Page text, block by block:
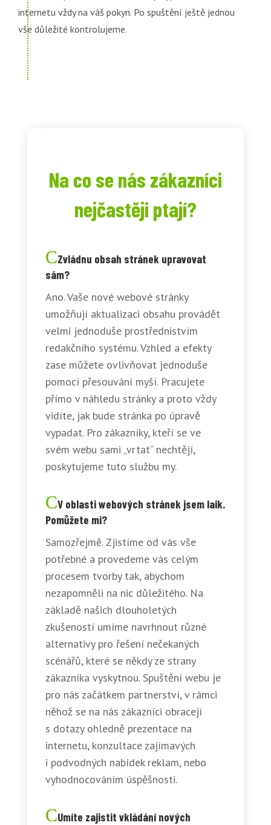
internetu vždy na váš pokyn. Po spuštění ještě jednou
vše důležité kontrolujeme.
Na co se nás zákazníci
nejčastěji ptají?
Zvládnu obsah stránek upravovat
sám?
Ano. Vaše nové webové stránky
umožňují aktualizaci obsahu provádět
velmi jednoduše prostřednistvím
redakčního systému. Vzhled a efekty
zase můžete ovlivňovat jednoduše
pomocí přesouvání myší. Pracujete
přímo v náhledu stránky a proto vždy
vidíte, jak bude stránka po úpravě
vypadat. Pro zákazníky, kteří se ve
svém webu sami „vrtat“ nechtějí,
poskytujeme tuto službu my.
V oblasti webových stránek jsem laik.
Pomůžete mi?
Samozřejmě. Zjistíme od vás vše
potřebné a provedeme vás celým
procesem tvorby tak, abychom
nezapomněli na nic důležitého. Na
základě našich dlouholetých
zkušeností umíme navrhnout různé
alternativy pro řešení nečekaných
scénářů, které se někdy ze strany
zákazníka vyskytnou. Spuštění webu je
pro nás začátkem partnerství, v rámci
něhož se na nás zákazníci obracejí
s dotazy ohledně prezentace na
internetu, konzultace zajímavých
i podvodných nabídek reklam, nebo
vyhodnocováním úspěšnosti.
Umíte zajistit vkládání nových